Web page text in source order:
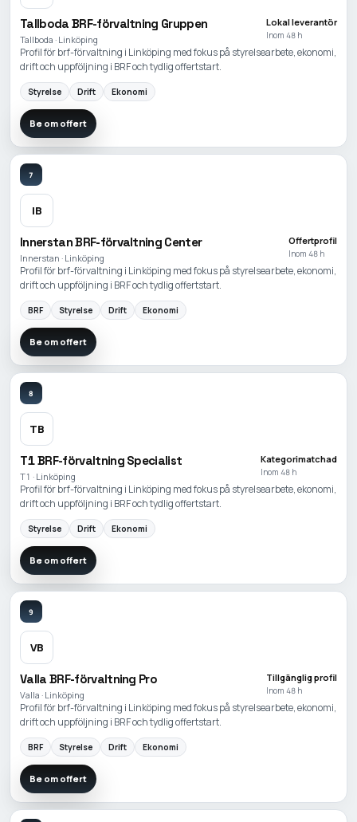
Tallboda BRF-förvaltning Gruppen
Tallboda · Linköping
Lokal leverantör
Inom 48 h
Profil för brf-förvaltning i Linköping med fokus på styrelsearbete, ekonomi,
drift och uppföljning i BRF och tydlig offertstart.
Styrelse Drift Ekonomi
Be om offert
7
IB
Innerstan BRF-förvaltning Center
Innerstan · Linköping
Offertprofil
Inom 48 h
Profil för brf-förvaltning i Linköping med fokus på styrelsearbete, ekonomi,
drift och uppföljning i BRF och tydlig offertstart.
BRF Styrelse Drift Ekonomi
Be om offert
8
TB
T1 BRF-förvaltning Specialist
T1 · Linköping
Kategorimatchad
Inom 48 h
Profil för brf-förvaltning i Linköping med fokus på styrelsearbete, ekonomi,
drift och uppföljning i BRF och tydlig offertstart.
Styrelse Drift Ekonomi
Be om offert
9
VB
Valla BRF-förvaltning Pro
Valla · Linköping
Tillgänglig profil
Inom 48 h
Profil för brf-förvaltning i Linköping med fokus på styrelsearbete, ekonomi,
drift och uppföljning i BRF och tydlig offertstart.
BRF Styrelse Drift Ekonomi
Be om offert